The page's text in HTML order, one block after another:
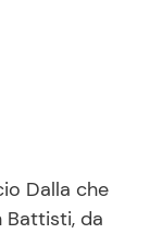
Dalla che
Battisti, da